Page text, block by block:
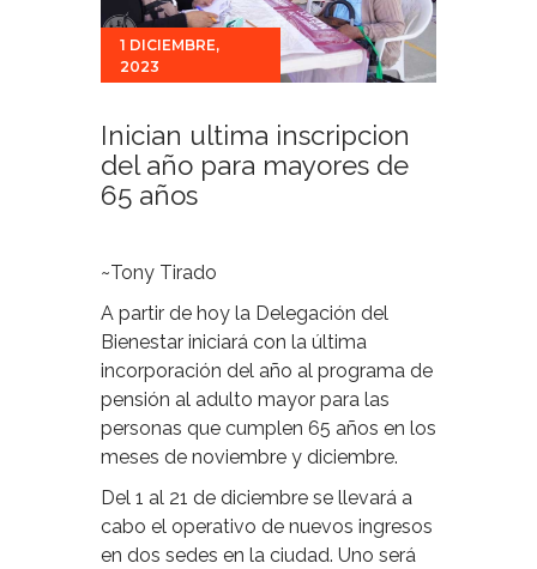
Noticias
Para ti
1 DICIEMBRE,
2023
Inician ultima inscripcion
del año para mayores de
65 años
~Tony Tirado
A partir de hoy la Delegación del
Bienestar iniciará con la última
incorporación del año al programa de
pensión al adulto mayor para las
personas que cumplen 65 años en los
meses de noviembre y diciembre.
Del 1 al 21 de diciembre se llevará a
cabo el operativo de nuevos ingresos
en dos sedes en la ciudad. Uno será